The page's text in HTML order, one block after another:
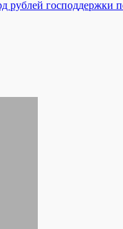
рублей господдержки